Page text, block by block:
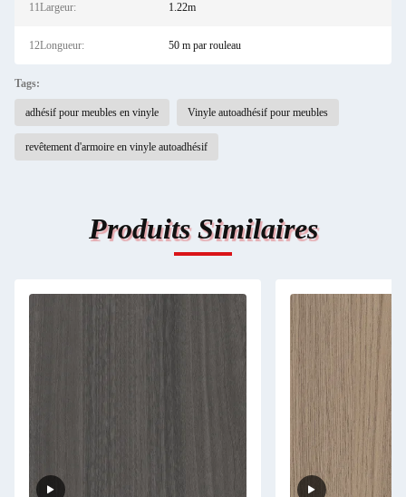
11Largeur: 1.22m
12Longueur: 50 m par rouleau
Tags:
adhésif pour meubles en vinyle Vinyle autoadhésif pour meubles
revêtement d'armoire en vinyle autoadhésif
Produits Similaires